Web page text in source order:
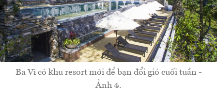
Ba Vì có khu resort mới để bạn đổi gió cuối tuần -
Ảnh 4.